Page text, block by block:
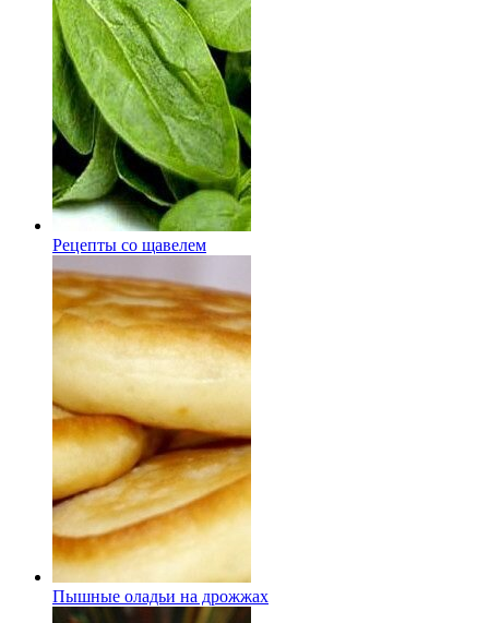
Рецепты со щавелем
Пышные оладьи на дрожжах